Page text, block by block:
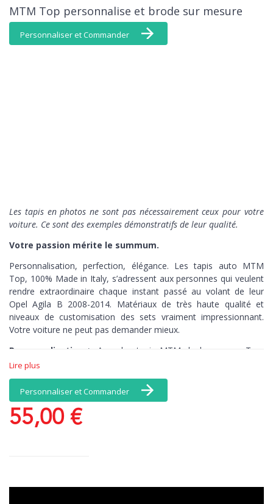
MTM Top personnalise et brode sur mesure
Personnaliser et Commander
Les tapis en photos ne sont pas nécessairement ceux pour votre
voiture. Ce sont des exemples démonstratifs de leur qualité.
Votre passion mérite le summum.
Personnalisation, perfection, élégance. Les tapis auto MTM
Top, 100% Made in Italy, s’adressent aux personnes qui veulent
rendre extraordinaire chaque instant passé au volant de leur
Opel Agila B 2008-2014. Matériaux de très haute qualité et
niveaux de customisation des sets vraiment impressionnant.
Votre voiture ne peut pas demander mieux.
Personnalisation >
Avec les tapis MTM de la gamme Top,
vous avez une infinité de choix de coloris et de matériaux, et, en
par exemple vos tapis avec votre nom. Il n’y a pas de limites à
vos émotions.
Perfection >
Lire plus
Personnaliser et Commander
55,00 €